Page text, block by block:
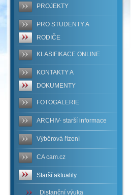
PROJEKTY
PRO STUDENTY A
RODIČE
KLASIFIKACE ONLINE
KONTAKTY A
DOKUMENTY
FOTOGALERIE
ARCHIV- starší informace
Výběrová řízení
CA cam.cz
Starší aktuality
Distanční výuka